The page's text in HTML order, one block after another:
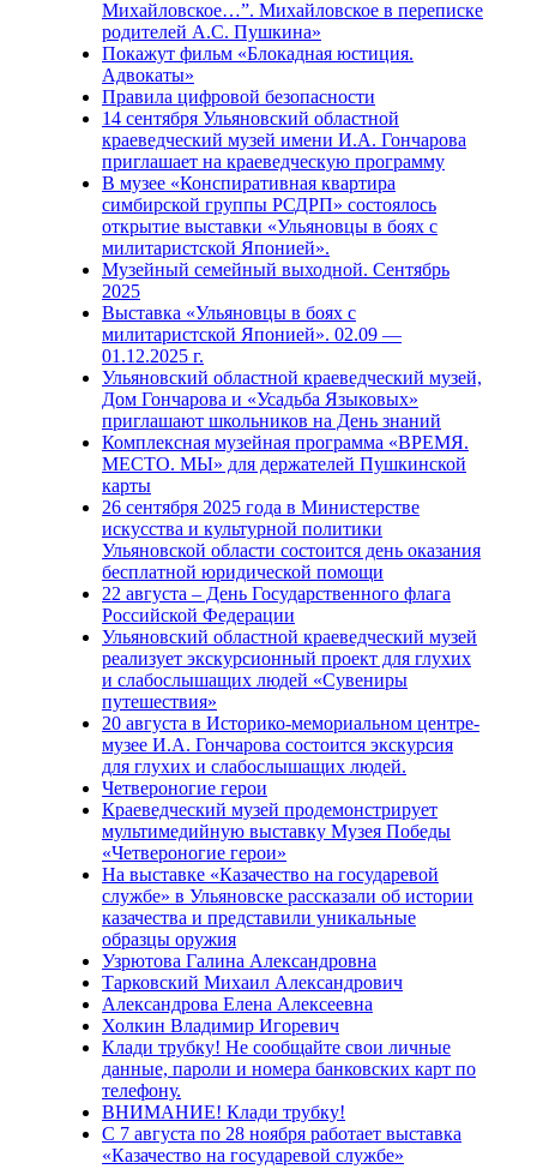
Михайловское…”. Михайловское в переписке
родителей А.С. Пушкина»
Покажут фильм «Блокадная юстиция.
Адвокаты»
Правила цифровой безопасности
14 сентября Ульяновский областной
краеведческий музей имени И.А. Гончарова
приглашает на краеведческую программу
В музее «Конспиративная квартира
симбирской группы РСДРП» состоялось
открытие выставки «Ульяновцы в боях с
милитаристской Японией».
Музейный семейный выходной. Сентябрь
2025
Выставка «Ульяновцы в боях с
милитаристской Японией». 02.09 —
01.12.2025 г.
Ульяновский областной краеведческий музей,
Дом Гончарова и «Усадьба Языковых»
приглашают школьников на День знаний
Комплексная музейная программа «ВРЕМЯ.
МЕСТО. МЫ» для держателей Пушкинской
карты
26 сентября 2025 года в Министерстве
искусства и культурной политики
Ульяновской области состоится день оказания
бесплатной юридической помощи
22 августа – День Государственного флага
Российской Федерации
Ульяновский областной краеведческий музей
реализует экскурсионный проект для глухих
и слабослышащих людей «Сувениры
путешествия»
20 августа в Историко-мемориальном центре-
музее И.А. Гончарова состоится экскурсия
для глухих и слабослышащих людей.
Четвероногие герои
Краеведческий музей продемонстрирует
мультимедийную выставку Музея Победы
«Четвероногие герои»
На выставке «Казачество на государевой
службе» в Ульяновске рассказали об истории
казачества и представили уникальные
образцы оружия
Узрютова Галина Александровна
Тарковский Михаил Александрович
Александрова Елена Алексеевна
Холкин Владимир Игоревич
Клади трубку! Не сообщайте свои личные
данные, пароли и номера банковских карт по
телефону.
ВНИМАНИЕ! Клади трубку!
С 7 августа по 28 ноября работает выставка
«Казачество на государевой службе»